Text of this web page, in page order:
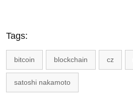
Tags:
bitcoin blockchain cz
satoshi nakamoto